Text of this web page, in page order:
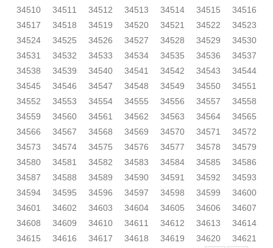
34510
34511 34512 34513 34514 34515
34516
34517
34518 34519 34520 34521 34522
34523
34524
34525 34526 34527 34528 34529
34530
34531
34532 34533 34534 34535 34536
34537
34538
34539 34540 34541 34542 34543
34544
34545
34546 34547 34548 34549 34550
34551
34552
34553 34554 34555 34556 34557
34558
34559
34560 34561 34562 34563 34564
34565
34566
34567 34568 34569 34570 34571
34572
34573
34574 34575 34576 34577 34578
34579
34580
34581 34582 34583 34584 34585
34586
34587
34588 34589 34590 34591 34592
34593
34594
34595 34596 34597 34598 34599
34600
34601
34602 34603 34604 34605 34606
34607
34608
34609 34610 34611 34612 34613
34614
34615
34616 34617 34618 34619 34620 34621